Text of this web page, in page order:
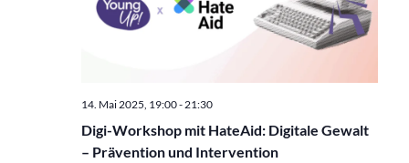
Digi-Workshop mit HateAid: Digitale Gewalt
– Prävention und Intervention
14. Mai 2025, 19:00- 21:30